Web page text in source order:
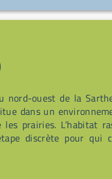
nord-ouest de la
dans un
prairies. L’habitat
discrète pour qui